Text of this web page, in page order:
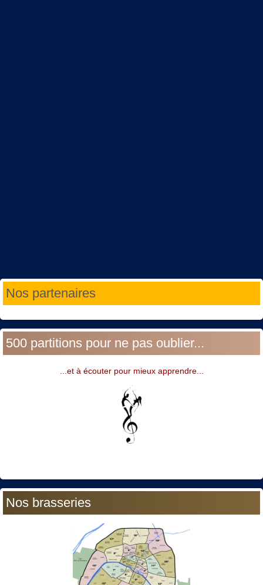
Nos partenaires
500 partitions pour ne pas oublier...
...et à écouter pour mieux apprendre...
Nos brasseries
Année
précédente
Mois
précédent
Année
suivante
Mois
suivant